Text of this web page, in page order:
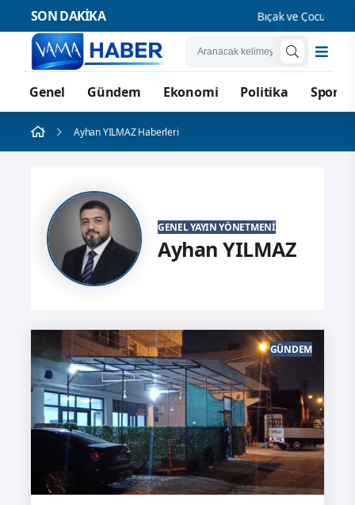
SON DAKİKA Bıçak ve Çocuk Suçlarına
Genel Gündem Ekonomi Politika Spor
Ayhan YILMAZ Haberleri
GENEL YAYIN YÖNETMENI
Ayhan YILMAZ
GÜNDEM